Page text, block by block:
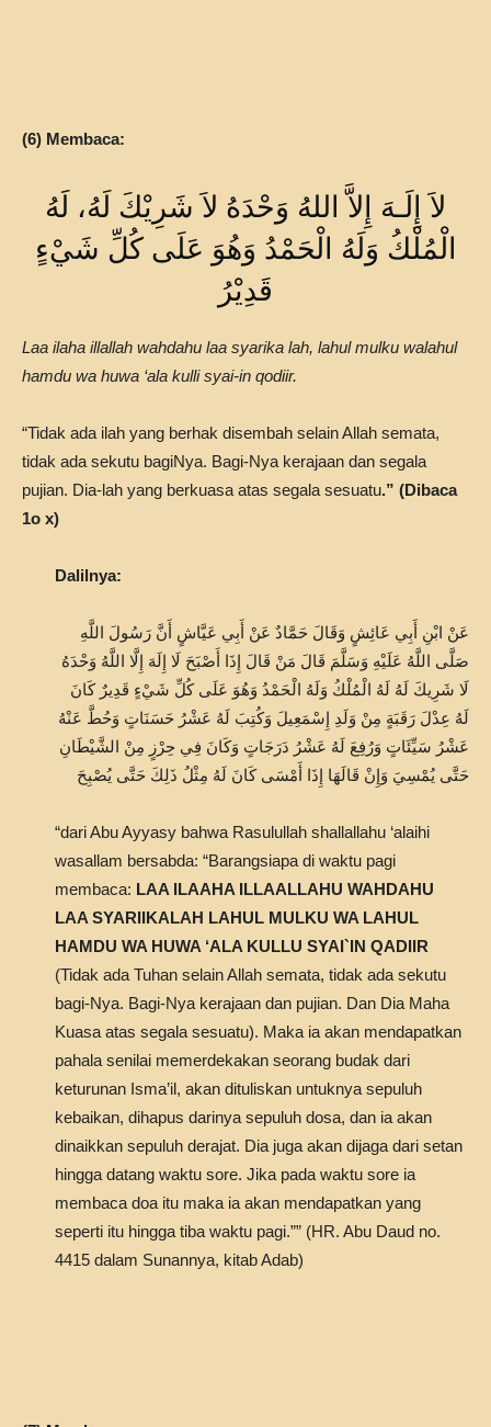
(6) Membaca:
لاَ إِلَـهَ إِلاَّ اللهُ وَحْدَهُ لاَ شَرِيْكَ لَهُ، لَهُ
الْمُلْكُ وَلَهُ الْحَمْدُ وَهُوَ عَلَى كُلِّ شَيْءٍ
قَدِيْرُ
Laa ilaha illallah wahdahu laa syarika lah, lahul mulku walahul
hamdu wa huwa ‘ala kulli syai-in qodiir.
“Tidak ada ilah yang berhak disembah selain Allah semata,
tidak ada sekutu bagiNya. Bagi-Nya kerajaan dan segala
pujian. Dia-lah yang berkuasa atas segala sesuatu.” (Dibaca
1o x)
Dalilnya:
عَنْ ابْنِ أَبِي عَائِشٍ وَقَالَ حَمَّادٌ عَنْ أَبِي عَيَّاشٍ أَنَّ رَسُولَ اللَّهِ
صَلَّى اللَّهُ عَلَيْهِ وَسَلَّمَ قَالَ مَنْ قَالَ إِذَا أَصْبَحَ لَا إِلَهَ إِلَّا اللَّهُ وَحْدَهُ
لَا شَرِيكَ لَهُ لَهُ الْمُلْكُ وَلَهُ الْحَمْدُ وَهُوَ عَلَى كُلِّ شَيْءٍ قَدِيرٌ كَانَ
لَهُ عِدْلَ رَقَبَةٍ مِنْ وَلَدِ إِسْمَعِيلَ وَكُتِبَ لَهُ عَشْرُ حَسَنَاتٍ وَحُطَّ عَنْهُ
عَشْرُ سَيِّئَاتٍ وَرُفِعَ لَهُ عَشْرُ دَرَجَاتٍ وَكَانَ فِي حِرْزٍ مِنْ الشَّيْطَانِ
حَتَّى يُمْسِيَ وَإِنْ قَالَهَا إِذَا أَمْسَى كَانَ لَهُ مِثْلُ ذَلِكَ حَتَّى يُصْبِحَ
“dari Abu Ayyasy bahwa Rasulullah shallallahu ‘alaihi
wasallam bersabda: “Barangsiapa di waktu pagi
membaca: LAA ILAAHA ILLAALLAHU WAHDAHU
LAA SYARIIKALAH LAHUL MULKU WA LAHUL
HAMDU WA HUWA ‘ALA KULLU SYAI`IN QADIIR
(Tidak ada Tuhan selain Allah semata, tidak ada sekutu
bagi-Nya. Bagi-Nya kerajaan dan pujian. Dan Dia Maha
Kuasa atas segala sesuatu). Maka ia akan mendapatkan
pahala senilai memerdekakan seorang budak dari
keturunan Isma’il, akan dituliskan untuknya sepuluh
kebaikan, dihapus darinya sepuluh dosa, dan ia akan
dinaikkan sepuluh derajat. Dia juga akan dijaga dari setan
hingga datang waktu sore. Jika pada waktu sore ia
membaca doa itu maka ia akan mendapatkan yang
seperti itu hingga tiba waktu pagi.”” (HR. Abu Daud no.
4415 dalam Sunannya, kitab Adab)